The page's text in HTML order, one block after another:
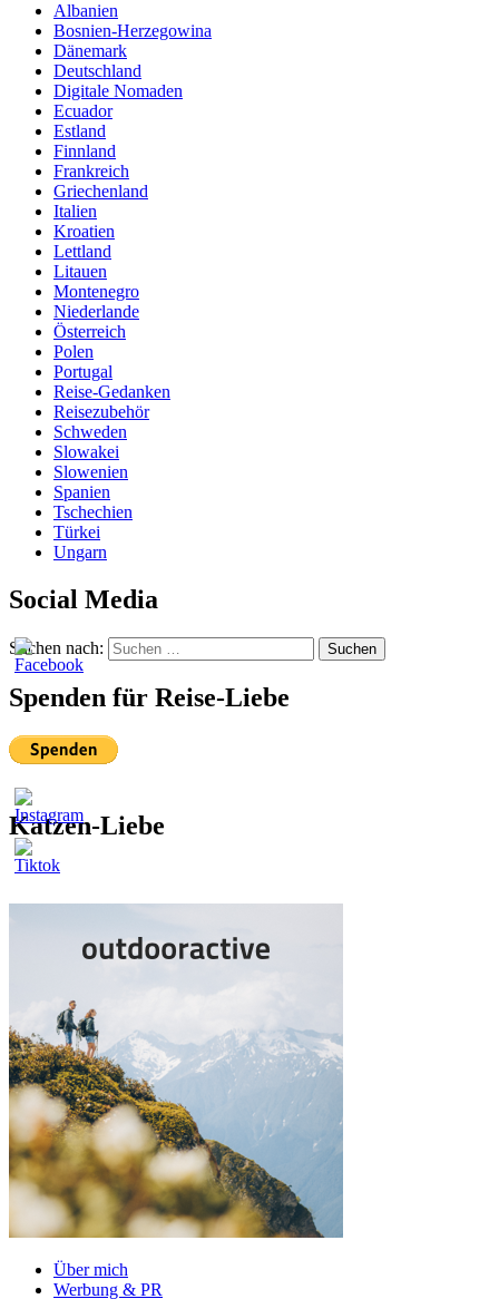
Albanien
Bosnien-Herzegowina
Dänemark
Deutschland
Digitale Nomaden
Ecuador
Estland
Finnland
Frankreich
Griechenland
Italien
Kroatien
Lettland
Litauen
Montenegro
Niederlande
Österreich
Polen
Portugal
Reise-Gedanken
Reisezubehör
Schweden
Slowakei
Slowenien
Spanien
Tschechien
Türkei
Ungarn
Social Media
Suchen nach: Suchen
Spenden für Reise-Liebe
Katzen-Liebe
Über mich
Werbung & PR